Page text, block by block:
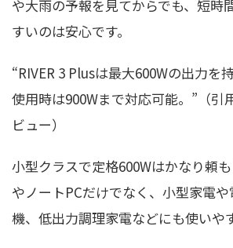
や大雨の予報を見てからでも、短時
すいのは安心です。
“RIVER 3 Plusは最大600Wの出力を
使用時は900Wまで対応可能。”（引
ビュー）
小型クラスで定格600Wはかなり頼
やノートPCだけでなく、小型家電
機、低出力調理家電などにも使いや